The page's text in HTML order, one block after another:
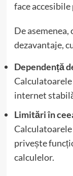
face
De
dezavantaje,
Dependență
internet
Limitări în
privește
calculelor.